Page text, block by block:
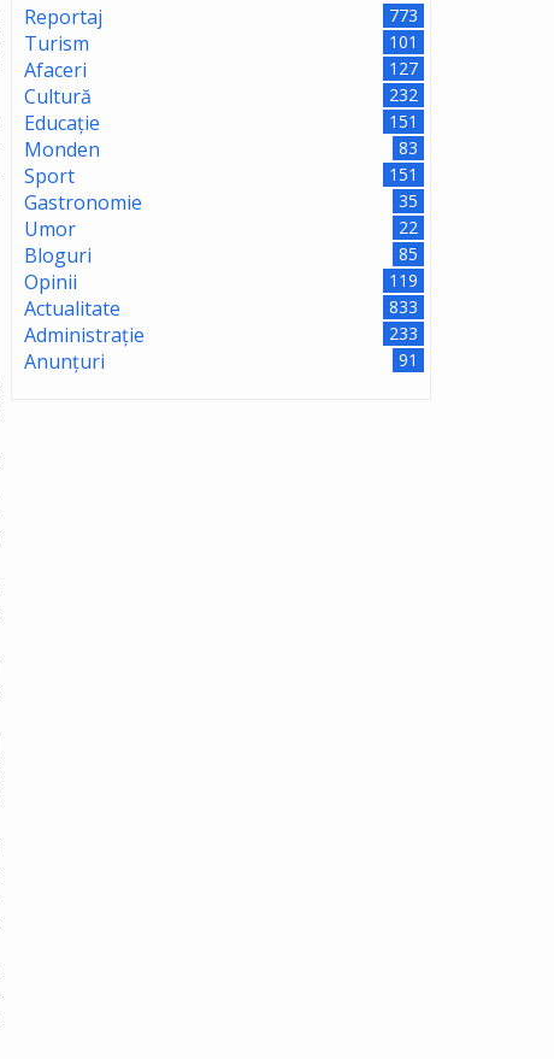
Reportaj 773
Turism 101
Afaceri 127
Cultură 232
Educație 151
Monden 83
Sport 151
Gastronomie 35
Umor 22
Bloguri 85
Opinii 119
Actualitate 833
Administrație 233
Anunțuri 91